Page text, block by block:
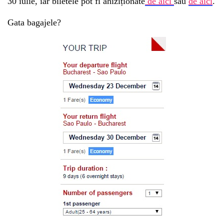
Gata bagajele?